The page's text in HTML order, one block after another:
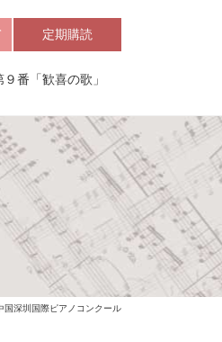
定期購読
番「歓喜の歌」
国深圳国際ピアノコンクール